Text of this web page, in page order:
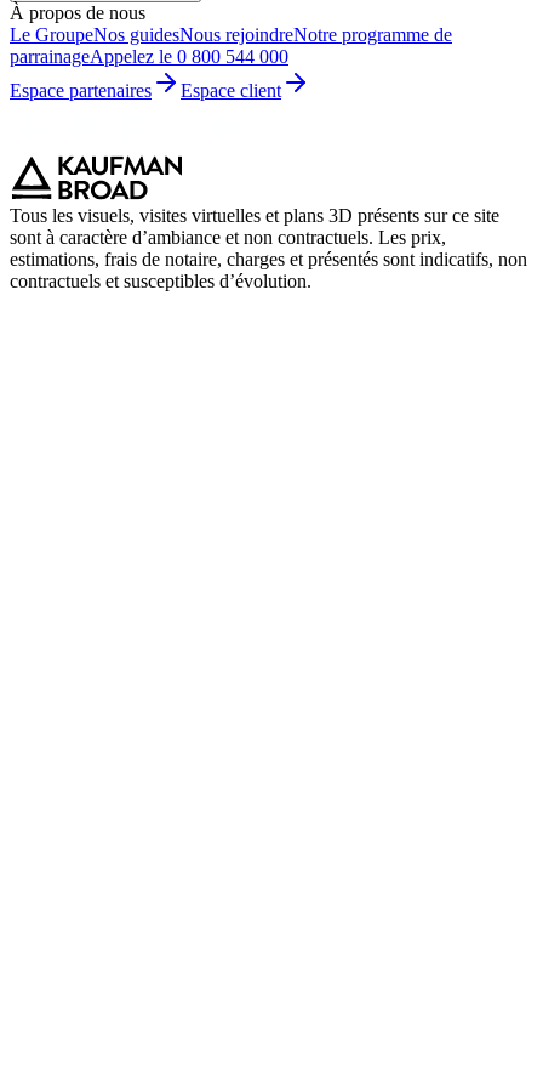
À propos de nous
Le GroupeNos guidesNous rejoindreNotre programme de
parrainageAppelez le 0 800 544 000
Espace partenaires
Espace client
Tous les visuels, visites virtuelles et plans 3D présents sur ce site
sont à caractère d’ambiance et non contractuels. Les prix,
estimations, frais de notaire, charges et présentés sont indicatifs, non
contractuels et susceptibles d’évolution.